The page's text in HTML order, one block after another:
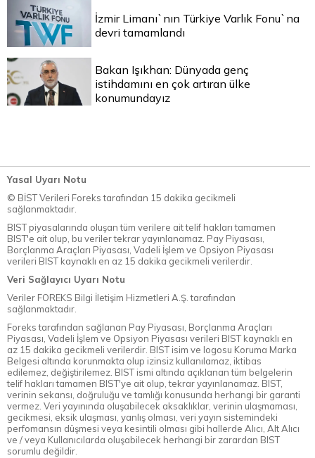
İzmir Limanı`nın Türkiye Varlık Fonu`na
devri tamamlandı
Bakan Işıkhan: Dünyada genç
istihdamını en çok artıran ülke
konumundayız
Yasal Uyarı Notu
© BİST Verileri Foreks tarafından 15 dakika gecikmeli
sağlanmaktadır.
BIST piyasalarında oluşan tüm verilere ait telif hakları tamamen
BIST'e ait olup, bu veriler tekrar yayınlanamaz. Pay Piyasası,
Borçlanma Araçları Piyasası, Vadeli İşlem ve Opsiyon Piyasası
verileri BIST kaynaklı en az 15 dakika gecikmeli verilerdir.
Veri Sağlayıcı Uyarı Notu
Veriler FOREKS Bilgi İletişim Hizmetleri A.Ş. tarafından
sağlanmaktadır.
Foreks tarafından sağlanan Pay Piyasası, Borçlanma Araçları
Piyasası, Vadeli İşlem ve Opsiyon Piyasası verileri BIST kaynaklı en
az 15 dakika gecikmeli verilerdir. BIST isim ve logosu Koruma Marka
Belgesi altında korunmakta olup izinsiz kullanılamaz, iktibas
edilemez, değiştirilemez. BIST ismi altında açıklanan tüm belgelerin
telif hakları tamamen BIST'ye ait olup, tekrar yayınlanamaz. BIST,
verinin sekansı, doğruluğu ve tamlığı konusunda herhangi bir garanti
vermez. Veri yayınında oluşabilecek aksaklıklar, verinin ulaşmaması,
gecikmesi, eksik ulaşması, yanlış olması, veri yayın sistemindeki
perfomansın düşmesi veya kesintili olması gibi hallerde Alıcı, Alt Alıcı
ve / veya Kullanıcılarda oluşabilecek herhangi bir zarardan BIST
sorumlu değildir.